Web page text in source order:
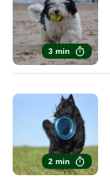
3 min
2 min